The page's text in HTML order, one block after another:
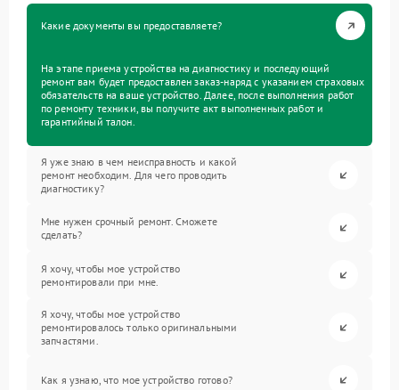
Какие документы вы предоставляете?
На этапе приема устройства на диагностику и последующий
ремонт вам будет предоставлен заказ-наряд с указанием страховых
обязательств на ваше устройство. Далее, после выполнения работ
по ремонту техники, вы получите акт выполненных работ и
гарантийный талон.
Я уже знаю в чем неисправность и какой
ремонт необходим. Для чего проводить
диагностику?
Мне нужен срочный ремонт. Сможете
сделать?
Я хочу, чтобы мое устройство
ремонтировали при мне.
Я хочу, чтобы мое устройство
ремонтировалось только оригинальными
запчастями.
Как я узнаю, что мое устройство готово?